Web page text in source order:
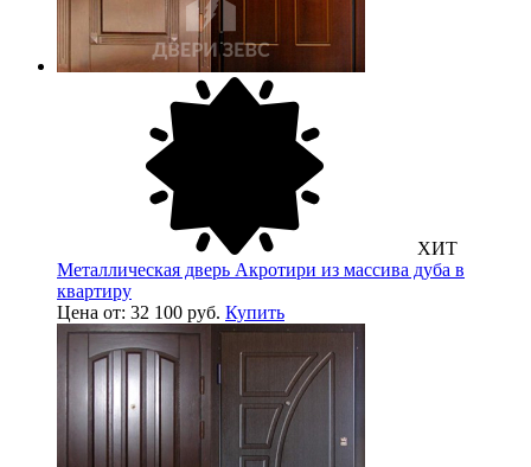
ХИТ
Металлическая дверь Акротири из массива дуба в
квартиру
Цена от: 32 100 руб. Купить